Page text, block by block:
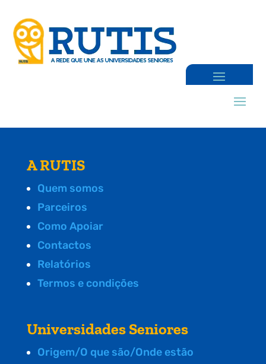
A RUTIS
Quem somos
Parceiros
Como Apoiar
Contactos
Relatórios
Termos e condições
Universidades Seniores
Origem/O que são/Onde estão